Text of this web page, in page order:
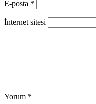
E-posta *
İnternet sitesi
Yorum *